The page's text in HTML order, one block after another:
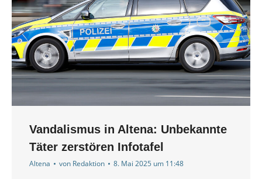
Vandalismus in Altena: Unbekannte
Täter zerstören Infotafel
Altena von Redaktion 8. Mai 2025 um 11:48